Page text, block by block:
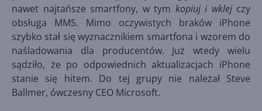
nawet najtańsze smartfony, w tym kopiuj i wklejczy
obsługa MMS. Mimo oczywistych braków iPhone
szybko stał się wyznacznikiem smartfona i wzorem do
naśladowania dla producentów. Już wtedy wielu
sądziło, że po odpowiednich aktualizacjach iPhone
stanie się hitem. Do tej grupy nie należał Steve
Ballmer, ówczesny CEO Microsoft.